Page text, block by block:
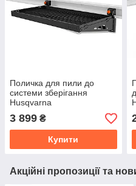
Поличка для пили до
системи зберігання
Husqvarna
3 899 ₴
Купити
Акційні пропозиції та